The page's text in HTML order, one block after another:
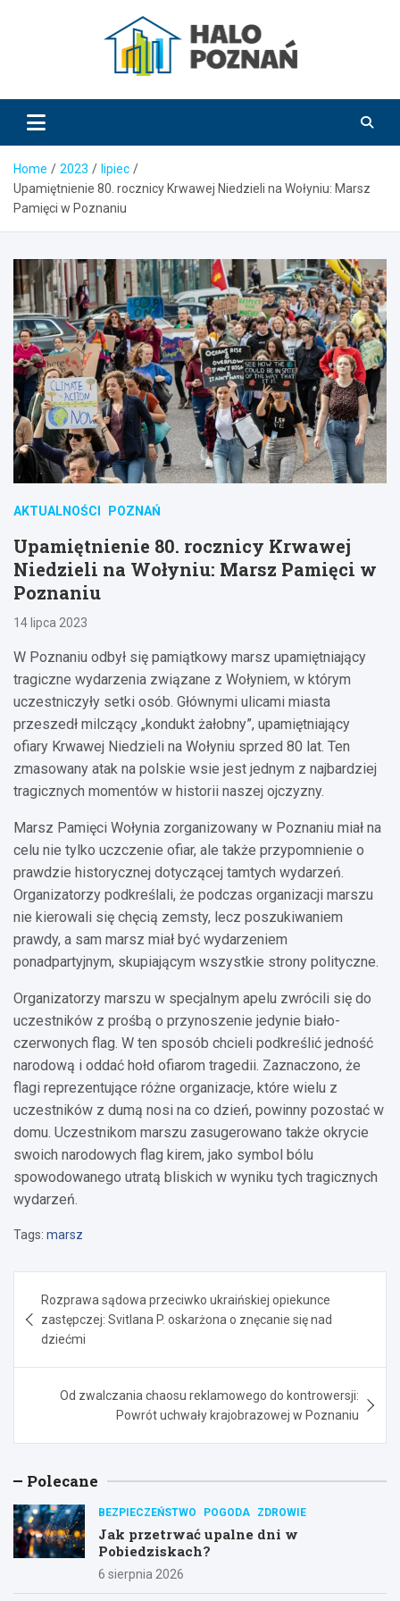
HaloPoznań.pl
Home 2023
lipiec
Upamiętnienie 80. rocznicy Krwawej Niedzieli na Wołyniu: Marsz
Pamięci w Poznaniu
AKTUALNOŚCI POZNAŃ
Upamiętnienie 80. rocznicy Krwawej
Niedzieli na Wołyniu: Marsz Pamięci w
Poznaniu
14 lipca 2023
W Poznaniu odbył się pamiątkowy marsz upamiętniający
tragiczne wydarzenia związane z Wołyniem, w którym
uczestniczyły setki osób. Głównymi ulicami miasta
przeszedł milczący „kondukt żałobny”, upamiętniający
ofiary Krwawej Niedzieli na Wołyniu sprzed 80 lat. Ten
zmasowany atak na polskie wsie jest jednym z najbardziej
tragicznych momentów w historii naszej ojczyzny.
Marsz Pamięci Wołynia zorganizowany w Poznaniu miał na
celu nie tylko uczczenie ofiar, ale także przypomnienie o
prawdzie historycznej dotyczącej tamtych wydarzeń.
Organizatorzy podkreślali, że podczas organizacji marszu
nie kierowali się chęcią zemsty, lecz poszukiwaniem
prawdy, a sam marsz miał być wydarzeniem
ponadpartyjnym, skupiającym wszystkie strony polityczne.
Organizatorzy marszu w specjalnym apelu zwrócili się do
uczestników z prośbą o przynoszenie jedynie biało-
czerwonych flag. W ten sposób chcieli podkreślić jedność
narodową i oddać hołd ofiarom tragedii. Zaznaczono, że
flagi reprezentujące różne organizacje, które wielu z
uczestników z dumą nosi na co dzień, powinny pozostać w
domu. Uczestnikom marszu zasugerowano także okrycie
swoich narodowych flag kirem, jako symbol bólu
spowodowanego utratą bliskich w wyniku tych tragicznych
wydarzeń.
Tags: marsz
wpisu
Rozprawa sądowa przeciwko ukraińskiej opiekunce
zastępczej: Svitlana P. oskarżona o znęcanie się nad
dziećmi
Od zwalczania chaosu reklamowego do kontrowersji:
Powrót uchwały krajobrazowej w Poznaniu
Polecane
BEZPIECZEŃSTWO POGODA ZDROWIE
Jak przetrwać upalne dni w
Pobiedziskach?
6 sierpnia 2026